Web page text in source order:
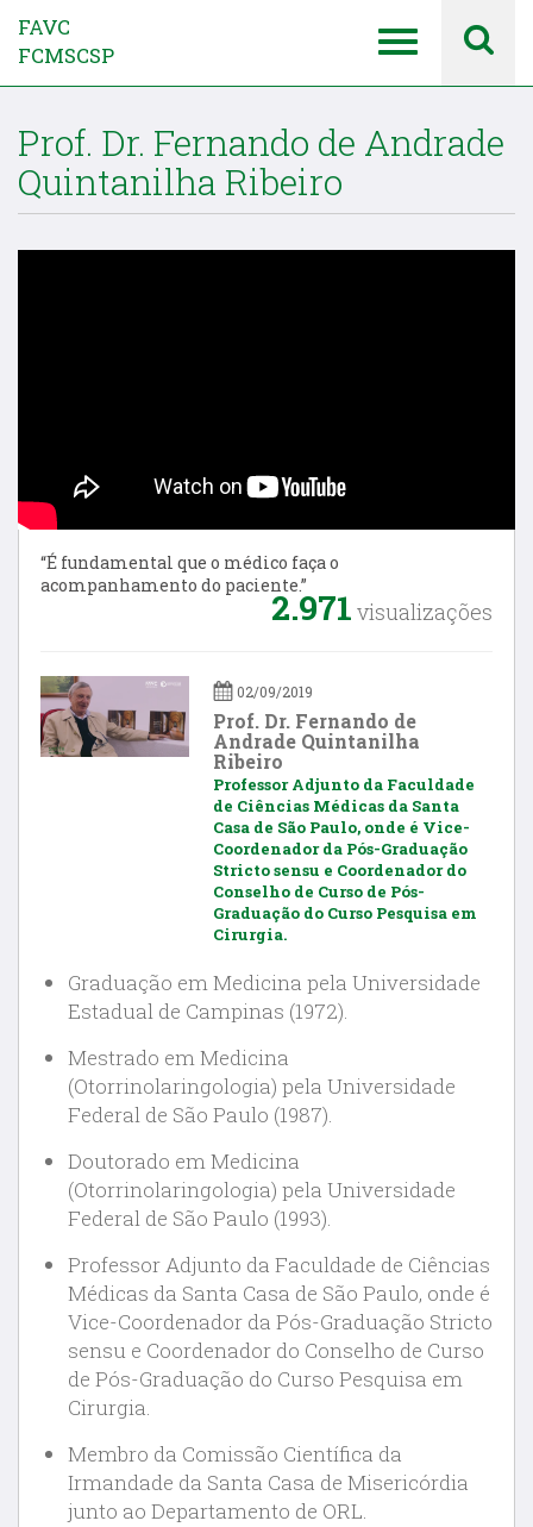
FAVC
FCMSCSP
Prof. Dr. Fernando de Andrade
Quintanilha Ribeiro
“É fundamental que o médico faça o
acompanhamento do paciente.”
2.971 visualizações
02/09/2019
Prof. Dr. Fernando de
Andrade Quintanilha
Ribeiro
Professor Adjunto da Faculdade
de Ciências Médicas da Santa
Casa de São Paulo, onde é Vice-
Coordenador da Pós-Graduação
Stricto sensu e Coordenador do
Conselho de Curso de Pós-
Graduação do Curso Pesquisa em
Cirurgia.
Graduação em Medicina pela Universidade
Estadual de Campinas (1972).
Mestrado em Medicina
(Otorrinolaringologia) pela Universidade
Federal de São Paulo (1987).
Doutorado em Medicina
(Otorrinolaringologia) pela Universidade
Federal de São Paulo (1993).
Professor Adjunto da Faculdade de Ciências
Médicas da Santa Casa de São Paulo, onde é
Vice-Coordenador da Pós-Graduação Stricto
sensu e Coordenador do Conselho de Curso
de Pós-Graduação do Curso Pesquisa em
Cirurgia.
Membro da Comissão Científica da
Irmandade da Santa Casa de Misericórdia
junto ao Departamento de ORL.